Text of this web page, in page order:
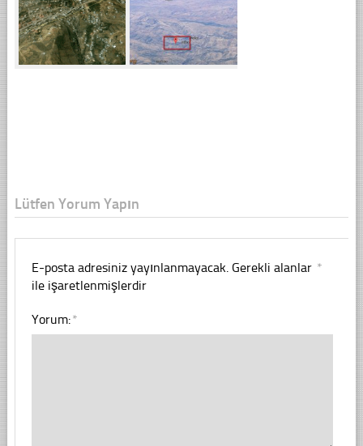
Lütfen Yorum Yapın
E-posta adresiniz yayınlanmayacak. Gerekli alanlar *
ile işaretlenmişlerdir
Yorum:*